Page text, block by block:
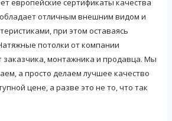
европейские сертификаты качества
обладает отличным внешним видом и
при этом оставаясь
потолки от компании
монтажника и продавца. Мы
а просто делаем лучшее качество
цене, а разве это не то, что так